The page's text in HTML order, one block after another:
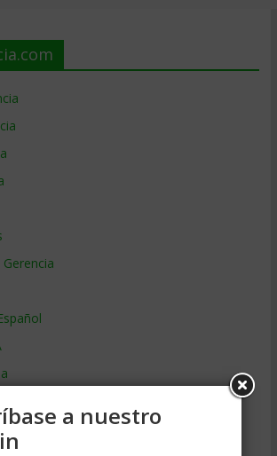
a nuestro